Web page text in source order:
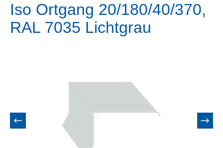
Iso Ortgang 20/180/40/370,
RAL 7035 Lichtgrau